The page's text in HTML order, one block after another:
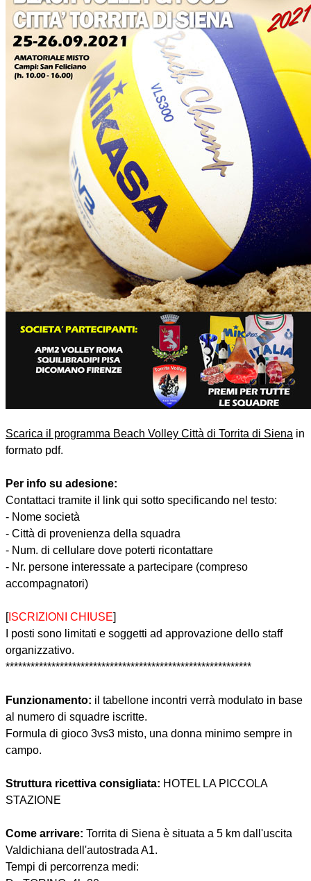
Scarica il programma Beach Volley Città di Torrita di Siena in
formato pdf.
Per info su adesione:
Contattaci tramite il link qui sotto specificando nel testo:
- Nome società
- Città di provenienza della squadra
- Num. di cellulare dove poterti ricontattare
- Nr. persone interessate a partecipare (compreso
accompagnatori)
[ISCRIZIONI CHIUSE]
I posti sono limitati e soggetti ad approvazione dello staff
organizzativo.
***********************************************************
Funzionamento: il tabellone incontri verrà modulato in base
al numero di squadre iscritte.
Formula di gioco 3vs3 misto, una donna minimo sempre in
campo.
Struttura ricettiva consigliata: HOTEL LA PICCOLA
STAZIONE
Come arrivare: Torrita di Siena è situata a 5 km dall'uscita
Valdichiana dell'autostrada A1.
Tempi di percorrenza medi: